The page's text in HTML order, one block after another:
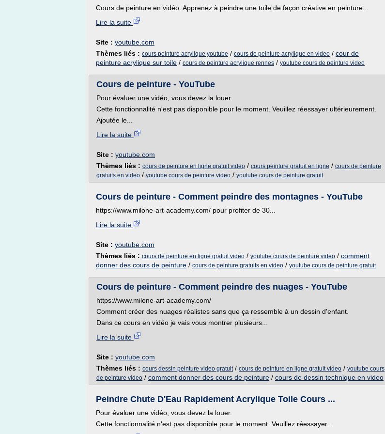
Cours de peinture en vidéo. Apprenez à peindre une toile de façon créative en peinture...
Lire la suite
Site : youtube.com
Thèmes liés : cours peinture acrylique youtube / cours de peinture acrylique en video / cour de
peinture acrylique sur toile / cours de peinture acrylique rennes / youtube cours de peinture video
Cours de peinture - YouTube
Pour évaluer une vidéo, vous devez la louer.
Cette fonctionnalité n'est pas disponible pour le moment. Veuillez réessayer ultérieurement.
Ajoutée le...
Lire la suite
Site : youtube.com
Thèmes liés : cours de peinture en ligne gratuit video / cours peinture gratuit en ligne / cours de peinture
gratuits en video / youtube cours de peinture video / youtube cours de peinture gratuit
Cours de peinture - Comment peindre des montagnes - YouTube
https://www.milone-art-academy.com/ pour profiter de 30...
Lire la suite
Site : youtube.com
Thèmes liés : cours de peinture en ligne gratuit video / youtube cours de peinture video / comment
donner des cours de peinture / cours de peinture gratuits en video / youtube cours de peinture gratuit
Cours de peinture - Comment peindre des nuages - YouTube
https://www.milone-art-academy.com/
Comment créer des nuages réalistes sans que ça ressemble à un dessin d'enfant.
Dans ce cours en vidéo je vais vous montrer plusieurs...
Lire la suite
Site : youtube.com
Thèmes liés : cours dessin peinture video gratuit/ cours de peinture en ligne gratuit video / youtube cours
de peinture video / comment donner des cours de peinture / cours de dessin technique en video
Peindre Chute D'Eau Rapidement Acrylique Toile Cours ...
Pour évaluer une vidéo, vous devez la louer.
Cette fonctionnalité n'est pas disponible pour le moment. Veuillez réessayer...